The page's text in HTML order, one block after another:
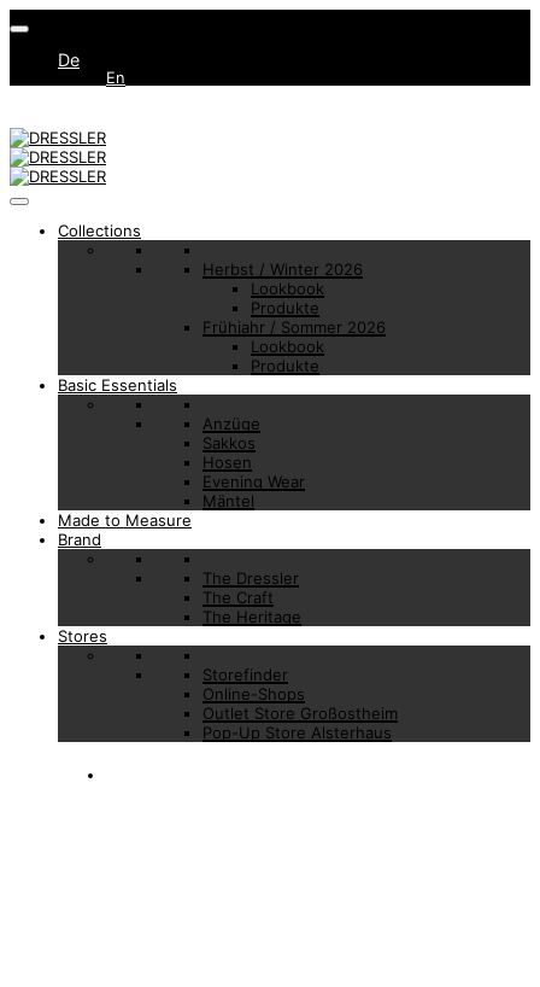
De
En
Collections
Herbst / Winter 2026
Lookbook
Produkte
Frühjahr / Sommer 2026
Lookbook
Produkte
Basic Essentials
Anzüge
Sakkos
Hosen
Evening Wear
Mäntel
Made to Measure
Brand
The Dressler
The Craft
The Heritage
Stores
Storefinder
Online-Shops
Outlet Store Großostheim
Pop-Up Store Alsterhaus